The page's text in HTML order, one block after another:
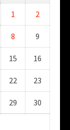
1 2
8 9
15 16
22 23
29 30